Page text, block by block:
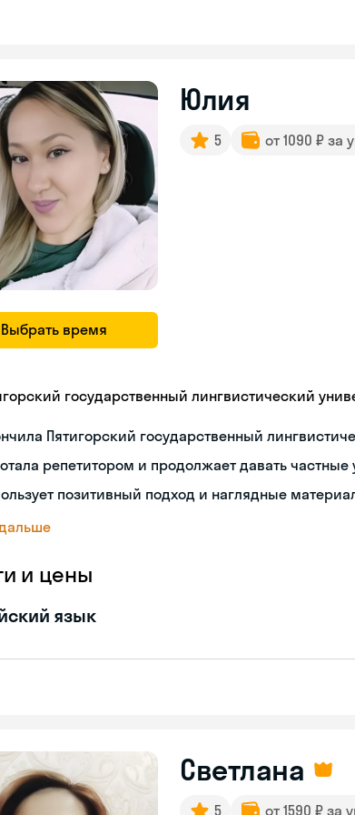
Выбрать время
Юлия
5 от 1090 ₽ за
государственный лингвистический
Пятигорский государственный
репетитором и продолжает давать частные
позитивный подход и наглядные
и цены
язык
Светлана
5 от 1590 ₽ за